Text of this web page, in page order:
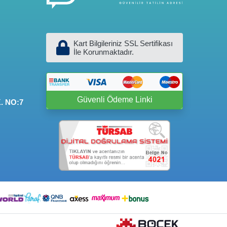
NO:7
Kart Bilgileriniz SSL Sertifikası
İle Korunmaktadır.
Güvenli Ödeme Linki